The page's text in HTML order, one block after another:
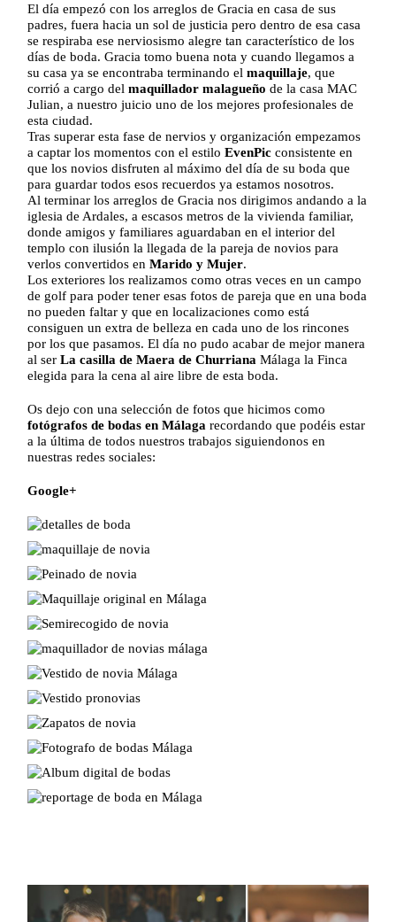
El día empezó con los arreglos de Gracia en casa de sus
padres, fuera hacia un sol de justicia pero dentro de esa casa
se respiraba ese nerviosismo alegre tan característico de los
días de boda. Gracia tomo buena nota y cuando llegamos a
su casa ya se encontraba terminando elmaquillaje, que
corrió a cargo delmaquillador malagueño de la casa MAC
Julian, a nuestro juicio uno de los mejores profesionales de
esta ciudad.
Tras superar esta fase de nervios y organización empezamos
a captar los momentos con el estiloEvenPic consistente en
que los novios disfruten al máximo del día de su boda que
para guardar todos esos recuerdos ya estamos nosotros.
Al terminar los arreglos de Gracia nos dirigimos andando a la
iglesia de Ardales, a escasos metros de la vivienda familiar,
donde amigos y familiares aguardaban en el interior del
templo con ilusión la llegada de la pareja de novios para
verlos convertidos enMarido y Mujer.
Los exteriores los realizamos como otras veces en un campo
de golf para poder tener esas fotos de pareja que en una boda
no pueden faltar y que en localizaciones como está
consiguen un extra de belleza en cada uno de los rincones
por los que pasamos. El día no pudo acabar de mejor manera
al serLa casilla de Maera de Churriana Málaga la Finca
elegida para la cena al aire libre de esta boda.
Os dejo con una selección de fotos que hicimos como
fotógrafos de bodas en Málaga recordando que podéis estar
a la última de todos nuestros trabajos siguiendonos en
nuestras redes sociales:
Google+